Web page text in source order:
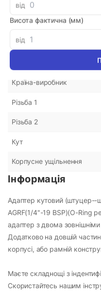
від
Висота фактична (мм)
від
Параметри
Артикул
Країна-виробник
Різьба 1
Різьба 2
Кут
Корпусне ущільнення
Інформація
Адаптер кутовий
AGRF(1/4"-19 BSP)(O-Ring
адаптер з двома
Додатково на довшій
корпусі, або рамній
Маєте складнощі з
Скористайтесь нашим